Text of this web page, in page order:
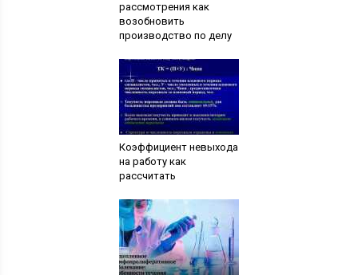
рассмотрения как
возобновить
производство по делу
Коэффициент невыхода
на работу как
рассчитать